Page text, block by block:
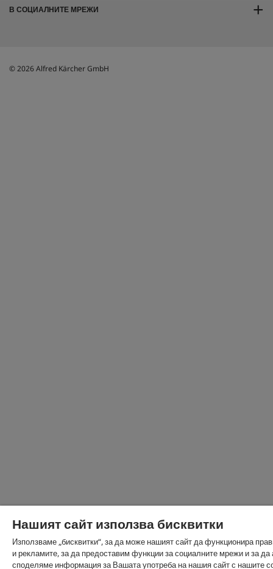
В СОЦИАЛНИТЕ МРЕЖИ
© 2026 Alfred Kärcher GmbH
Нашият сайт използва бисквитки
Използваме „бисквитки“, за да може нашият сайт да функционира
и рекламите, за да предоставим функции за социалните мрежи и за
споделяме информация за Вашата употреба на нашия сайт с нашите